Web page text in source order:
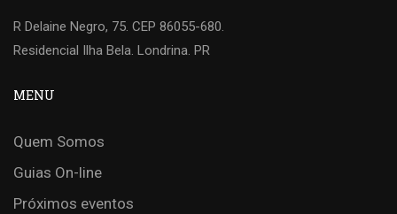
R Delaine Negro, 75. CEP 86055-680.
Residencial Ilha Bela. Londrina. PR
MENU
Quem Somos
Guias On-line
Próximos eventos